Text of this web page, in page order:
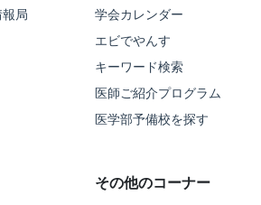
局
学会カレンダー
エビでやんす
キーワード検索
医師ご紹介プログラム
医学部予備校を探す
その他のコーナー